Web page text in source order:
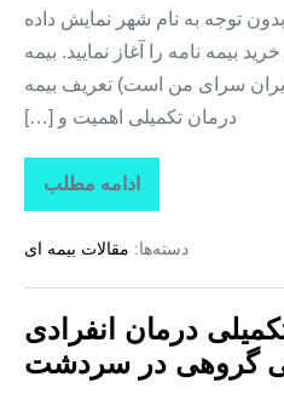
توجه به نام شهر نمایش داده
بیمه نامه را آغاز نمایید. بیمه
سرای من است) تعریف بیمه
درمان تکمیلی اهمیت و […]
ادامه مطلب
تاراز
بیمه
بیمه
درمان
+
بیمه
درمان
تکمیلی
دسته‌ها: مقالات بیمه ای
درمان انفرادی
گروهی در سردشت